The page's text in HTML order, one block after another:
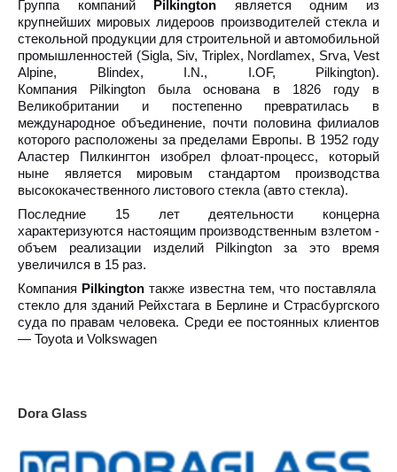
Группа компаний Pilkington является одним из
крупнейших мировых лидероов производителей стекла и
стекольной продукции для строительной и автомобильной
промышленностей (Sigla, Siv, Triplex, Nordlamex, Srva, Vest
Alpine, Blindex, I.N., I.OF, Pilkington).
Компания Pilkington была основана в 1826 году в
Великобритании и постепенно превратилась в
международное объединение, почти половина филиалов
которого расположены за пределами Европы. В 1952 году
Аластер Пилкингтон изобрел флоат-процесс, который
ныне является мировым стандартом производства
высококачественного листового стекла (авто стекла).
Последние 15 лет деятельности концерна
характеризуются настоящим производственным взлетом -
объем реализации изделий Pilkington за это время
увеличился в 15 раз.
Компания Pilkington также известна тем, что поставляла
стекло для зданий Рейхстага в Берлине и Страсбургского
суда по правам человека. Среди ее постоянных клиентов
— Toyota и Volkswagen
Dora Glass